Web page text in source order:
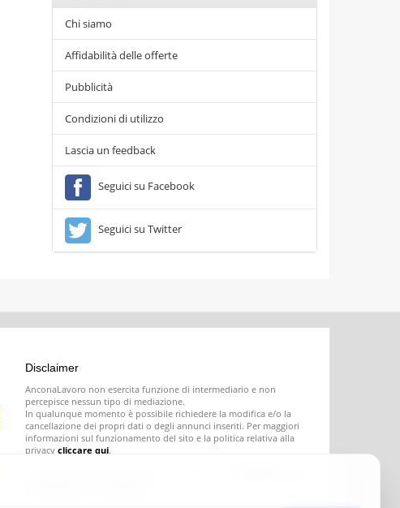
Chi siamo
Affidabilità delle offerte
Pubblicità
Condizioni di utilizzo
Lascia un feedback
Seguici su Facebook
Seguici su Twitter
Disclaimer
AnconaLavoro non esercita funzione di intermediario e non
percepisce nessun tipo di mediazione.
In qualunque momento è possibile richiedere la modifica e/o la
cancellazione dei propri dati o degli annunci inseriti. Per maggiori
informazioni sul funzionamento del sito e la politica relativa alla
privacy cliccare qui.